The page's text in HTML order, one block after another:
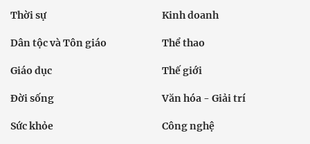
Thời sự Kinh doanh
Dân tộc và Tôn giáo Thể thao
Giáo dục Thế giới
Đời sống Văn hóa - Giải trí
Sức khỏe Công nghệ